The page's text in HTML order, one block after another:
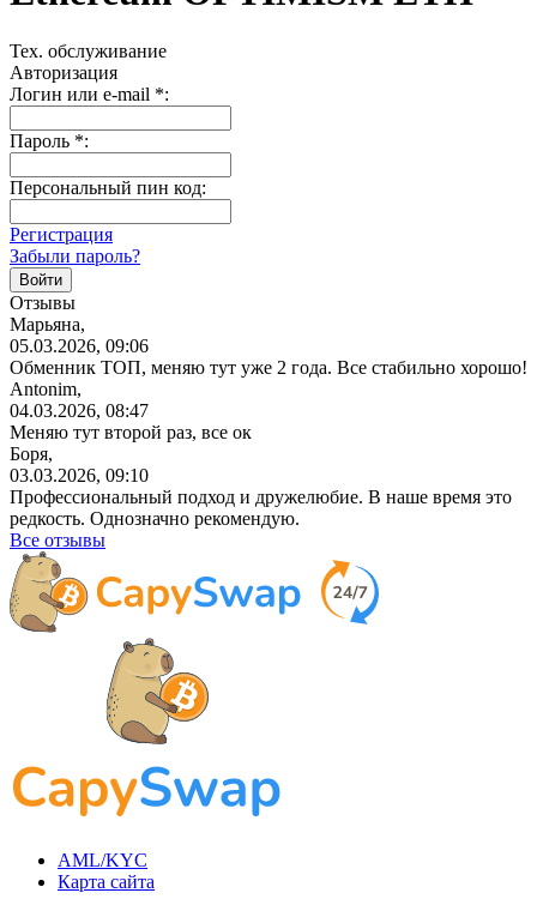
Тех. обслуживание
Авторизация
Логин или e-mail *:
Пароль *:
Персональный пин код:
Регистрация
Забыли пароль?
Отзывы
Марьяна,
05.03.2026, 09:06
Обменник ТОП, меняю тут уже 2 года. Все стабильно хорошо!
Antonim,
04.03.2026, 08:47
Меняю тут второй раз, все ок
Боря,
03.03.2026, 09:10
Профессиональный подход и дружелюбие. В наше время это
редкость. Однозначно рекомендую.
Все отзывы
AML/KYC
Карта сайта